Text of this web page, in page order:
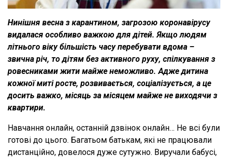
Нинішня весна з карантином, загрозою коронавірусу
видалася особливо важкою для дітей. Якщо людям
літнього віку більшість часу перебувати вдома –
звична річ, то дітям без активного руху, спілкування з
ровесниками жити майже неможливо. Адже дитина
кожної миті росте, розвивається, соціалізується, а це
досить важко, місяць за місяцем майже не виходячи з
квартири.
Навчання онлайн, останній дзвінок онлайн… Не всі були
готові до цього. Багатьом батькам, які не працювали
дистанційно, довелося дуже сутужно. Виручали бабусі,